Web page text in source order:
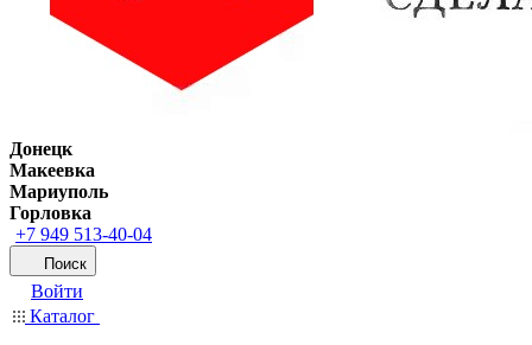
Донецк
Макеевка
Мариуполь
Горловка
+7 949 513-40-04
Поиск
Войти
Каталог